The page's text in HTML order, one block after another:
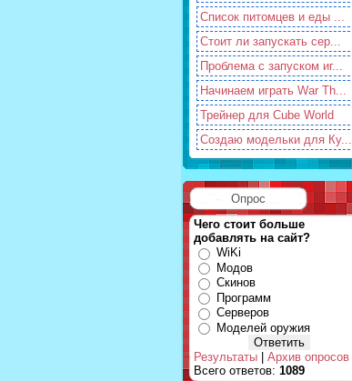
Список питомцев и еды ...
Стоит ли запускать сер...
Проблема с запуском иг...
Начинаем играть War Th...
Трейнер для Cube World
Создаю модельки для Ку...
Опрос
Чего стоит больше
добавлять на сайт?
WiKi
Модов
Скинов
Программ
Серверов
Моделей оружия
Результаты
Архив опросов
Всего ответов: 1089